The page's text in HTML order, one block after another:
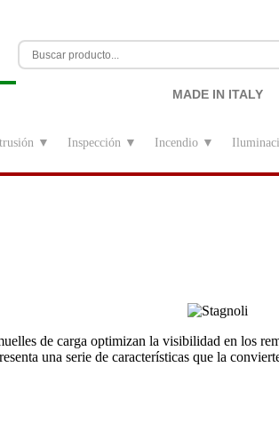
MADE IN ITALY
▼ Inspección ▼ Incendio ▼
de carga optimizan la visibilidad en los
una serie de características que la